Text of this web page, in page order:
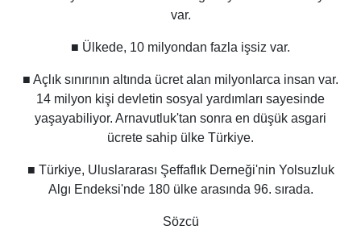
var.
■ Ülkede, 10 milyondan fazla işsiz var.
■ Açlık sınırının altında ücret alan milyonlarca insan var.
14 milyon kişi devletin sosyal yardımları sayesinde
yaşayabiliyor. Arnavutluk'tan sonra en düşük asgari
ücrete sahip ülke Türkiye.
■ Türkiye, Uluslararası Şeffaflık Derneği'nin Yolsuzluk
Algı Endeksi'nde 180 ülke arasında 96. sırada.
Sözcü